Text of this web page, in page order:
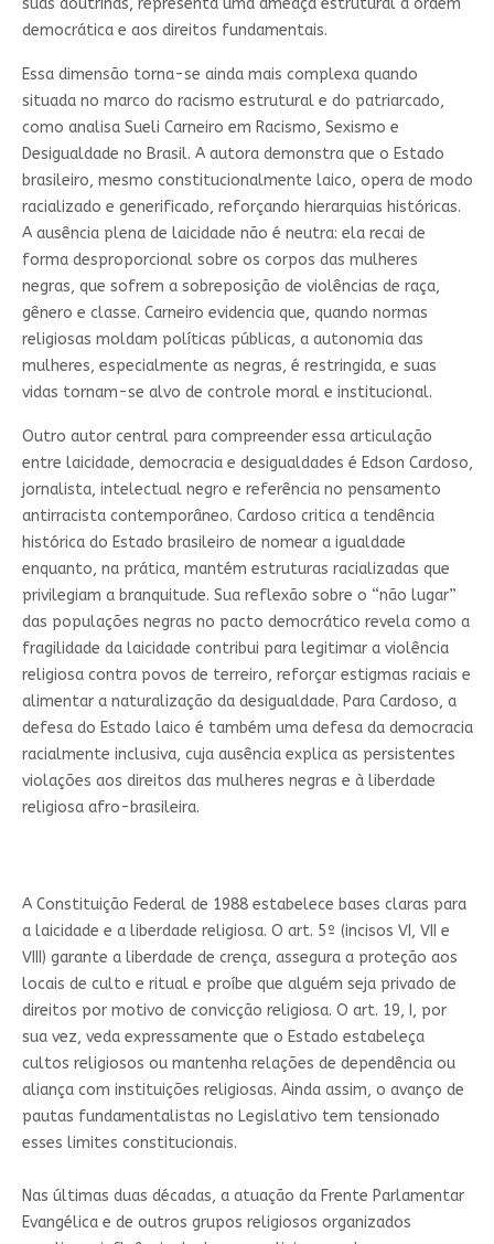
suas doutrinas, representa uma ameaça estrutural à ordem
democrática e aos direitos fundamentais.
Essa dimensão torna-se ainda mais complexa quando
situada no marco do racismo estrutural e do patriarcado,
como analisa Sueli Carneiro em Racismo, Sexismo e
Desigualdade no Brasil. A autora demonstra que o Estado
brasileiro, mesmo constitucionalmente laico, opera de modo
racializado e generificado, reforçando hierarquias históricas.
A ausência plena de laicidade não é neutra: ela recai de
forma desproporcional sobre os corpos das mulheres
negras, que sofrem a sobreposição de violências de raça,
gênero e classe. Carneiro evidencia que, quando normas
religiosas moldam políticas públicas, a autonomia das
mulheres, especialmente as negras, é restringida, e suas
vidas tornam-se alvo de controle moral e institucional.
Outro autor central para compreender essa articulação
entre laicidade, democracia e desigualdades é Edson Cardoso,
jornalista, intelectual negro e referência no pensamento
antirracista contemporâneo. Cardoso critica a tendência
histórica do Estado brasileiro de nomear a igualdade
enquanto, na prática, mantém estruturas racializadas que
privilegiam a branquitude. Sua reflexão sobre o “não lugar”
das populações negras no pacto democrático revela como a
fragilidade da laicidade contribui para legitimar a violência
religiosa contra povos de terreiro, reforçar estigmas raciais e
alimentar a naturalização da desigualdade. Para Cardoso, a
defesa do Estado laico é também uma defesa da democracia
racialmente inclusiva, cuja ausência explica as persistentes
violações aos direitos das mulheres negras e à liberdade
religiosa afro-brasileira.
A Constituição Federal de 1988 estabelece bases claras para
a laicidade e a liberdade religiosa. O art. 5º (incisos VI, VII e
VIII) garante a liberdade de crença, assegura a proteção aos
locais de culto e ritual e proíbe que alguém seja privado de
direitos por motivo de convicção religiosa. O art. 19, I, por
sua vez, veda expressamente que o Estado estabeleça
cultos religiosos ou mantenha relações de dependência ou
aliança com instituições religiosas. Ainda assim, o avanço de
pautas fundamentalistas no Legislativo tem tensionado
esses limites constitucionais.
Nas últimas duas décadas, a atuação da Frente Parlamentar
Evangélica e de outros grupos religiosos organizados